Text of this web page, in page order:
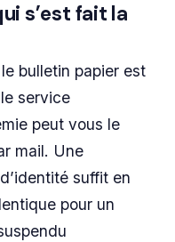
s’est fait la
bulletin papier est
service
peut vous le
mail. Une
suffit en
pour un